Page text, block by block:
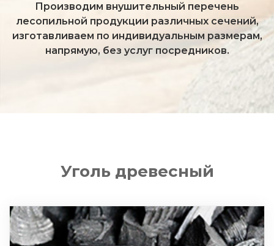
Производим внушительный перечень
лесопильной продукции различных сечений,
изготавливаем по индивидуальным размерам,
напрямую, без услуг посредников.
Уголь древесный